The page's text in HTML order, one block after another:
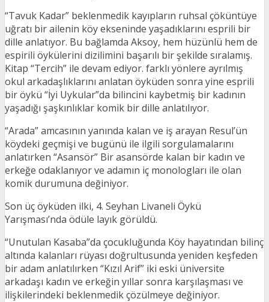
“Tavuk Kadar” beklenmedik kayıpların ruhsal çöküntüye
uğratı bir ailenin köy ekseninde yaşadıklarını esprili bir
dille anlatıyor. Bu bağlamda Aksoy, hem hüzünlü hem de
espirili öykülerini dizilimini başarılı bir şekilde sıralamış.
Kitap “Tercih” ile devam ediyor. farklı yönlere ayrılmış
okul arkadaşlıklarını anlatan öyküden sonra yine esprili
bir öykü “İyi Uykular”da bilincini kaybetmiş bir kadının
yaşadığı şaşkınlıklar komik bir dille anlatılıyor.
“Arada” amcasının yanında kalan ve iş arayan Resul’ün
köydeki geçmişi ve bugünü ile ilgili sorgulamalarını
anlatırken “Asansör” Bir asansörde kalan bir kadın ve
erkeğe odaklanıyor ve adamın iç monologları ile olan
komik durumuna değiniyor.
Son üç öyküden ilki, 4. Seyhan Livaneli Öykü
Yarışması’nda ödüle layık görüldü.
“Unutulan Kasaba”da çocukluğunda Köy hayatından bilinç
altında kalanları rüyası doğrultusunda yeniden keşfeden
bir adam anlatılırken “Kızıl Arif” iki eski üniversite
arkadaşı kadın ve erkeğin yıllar sonra karşılaşması ve
ilişkilerindeki beklenmedik çözülmeye değiniyor.